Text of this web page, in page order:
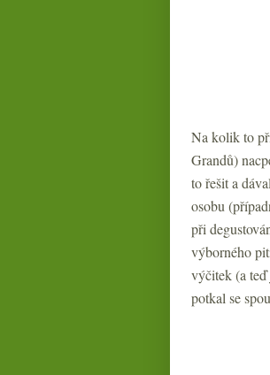
Na kolik to
Grandů)
to řešit a
osobu
při
výborného
výčitek (a
potkal se